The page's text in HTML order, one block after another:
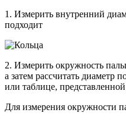
1. Измерить внутренний
подходит
2. Измерить окружность
а затем рассчитать диаметр
или таблице,
Для измерения окружности